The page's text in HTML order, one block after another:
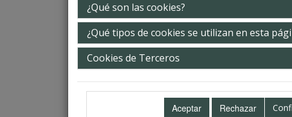
¿Qué son las cookies?
¿Qué tipos de cookies se utilizan en esta
Cookies de Terceros
Iniciar Sesión
Inserte su usuario y contraseña